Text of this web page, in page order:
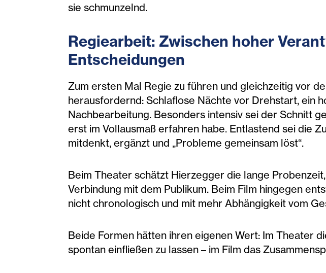
sie schmunzelnd.
Regiearbeit: Zwischen hoher
Entscheidungen
Zum ersten Mal Regie zu führen und gleichzeitig vor
herausfordernd: Schlaflose Nächte vor Drehstart, ein
Nachbearbeitung. Besonders intensiv sei der Schnitt
erst im Vollausmaß erfahren habe. Entlastend sei die
mitdenkt, ergänzt und „Probleme gemeinsam löst“.
Beim Theater schätzt Hierzegger die lange
Verbindung mit dem Publikum. Beim Film hingegen
nicht chronologisch und mit mehr Abhängigkeit vom
Beide Formen hätten ihren eigenen Wert: Im Theater
spontan einfließen zu lassen – im Film das